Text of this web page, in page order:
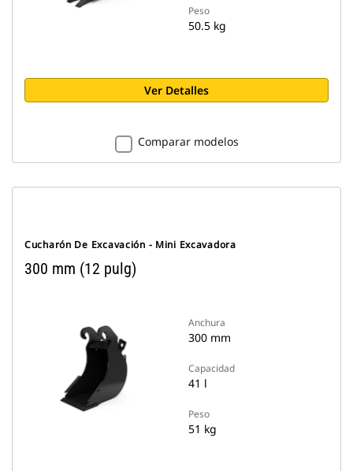
Peso
50.5 kg
Ver Detalles
Comparar modelos
Cucharón De Excavación - Mini Excavadora
300 mm (12 pulg)
Anchura
300 mm
Capacidad
41 l
Peso
51 kg